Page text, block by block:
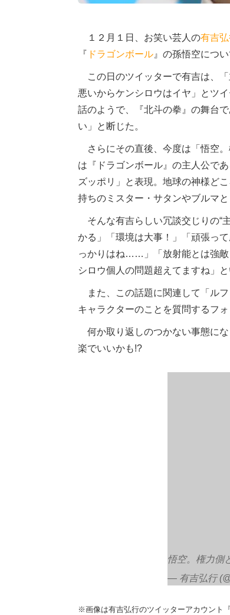
１２月１日、お笑い芸人の有吉
『 ドラゴンボール 』の孫悟空につ
この日のツイッターで有吉は、
悪いからケンシロウはイヤ」とツ
話のようで、『北斗の拳』の舞台
い」と断じた。
さらにその直後、今度は「悟空
は『ドラゴンボール』の主人公で
ズッポリ」と表現。地球の神様ど
持ちのミスター・サタンやブルマ
そんな有吉らしい冗談交じりの“
かる」「環境は大事！」「頑張っ
っかりはね……」「放射能とは強敵
シロウ個人の問題超えてますね」
また、この話題に関連して「ルフ
キャラクターのことを質問するフ
何か取り返しのつかない事態に
楽でいいかも!?
悟空。権力側
— 有吉弘行
※画像は有吉弘行のツイッターアカウント